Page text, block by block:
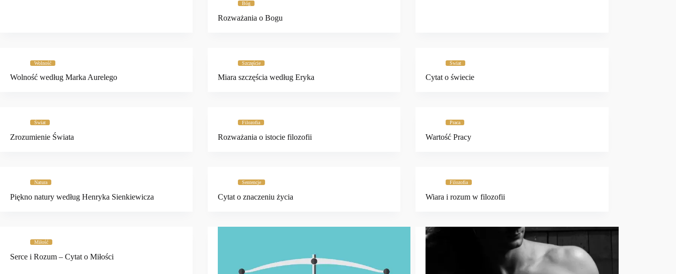
Bóg
Rozważania o Bogu
Wolność
Wolność według Marka Aurelego
Szczęście
Miara szczęścia według Eryka
Świat
Cytat o świecie
Świat
Zrozumienie Świata
Filozofia
Rozważania o istocie filozofii
Praca
Wartość Pracy
Natura
Piękno natury według Henryka Sienkiewicza
Sentencje
Cytat o znaczeniu życia
Filozofia
Wiara i rozum w filozofii
Miłość
Serce i Rozum – Cytat o Miłości